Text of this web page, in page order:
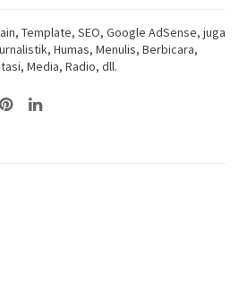
Template, SEO, Google AdSense, juga
Humas, Menulis, Berbicara,
Media, Radio, dll.